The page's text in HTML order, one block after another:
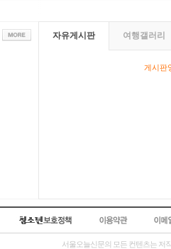
자유게시판 여행갤러리
게시판
서울오늘신문의 모든 컨텐츠는 저